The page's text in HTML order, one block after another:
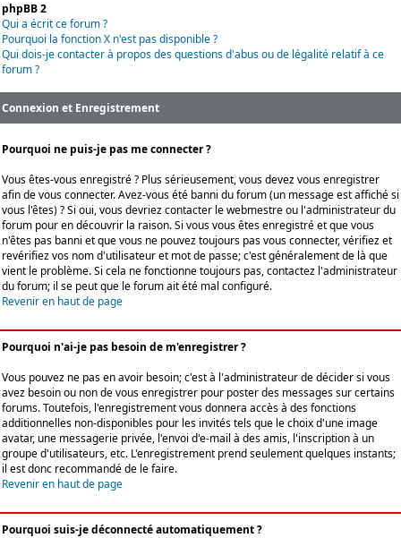
phpBB 2
Qui a écrit ce forum ?
Pourquoi la fonction X n'est pas disponible ?
Qui dois-je contacter à propos des questions d'abus ou de légalité relatif à ce
forum ?
Connexion et Enregistrement
Pourquoi ne puis-je pas me connecter ?
Vous êtes-vous enregistré ? Plus sérieusement, vous devez vous enregistrer
afin de vous connecter. Avez-vous été banni du forum (un message est affiché si
vous l'êtes) ? Si oui, vous devriez contacter le webmestre ou l'administrateur du
forum pour en découvrir la raison. Si vous vous êtes enregistré et que vous
n'êtes pas banni et que vous ne pouvez toujours pas vous connecter, vérifiez et
revérifiez vos nom d'utilisateur et mot de passe; c'est généralement de là que
vient le problème. Si cela ne fonctionne toujours pas, contactez l'administrateur
du forum; il se peut que le forum ait été mal configuré.
Revenir en haut de page
Pourquoi n'ai-je pas besoin de m'enregistrer ?
Vous pouvez ne pas en avoir besoin; c'est à l'administrateur de décider si vous
avez besoin ou non de vous enregistrer pour poster des messages sur certains
forums. Toutefois, l'enregistrement vous donnera accès à des fonctions
additionnelles non-disponibles pour les invités tels que le choix d'une image
avatar, une messagerie privée, l'envoi d'e-mail à des amis, l'inscription à un
groupe d'utilisateurs, etc. L'enregistrement prend seulement quelques instants;
il est donc recommandé de le faire.
Revenir en haut de page
Pourquoi suis-je déconnecté automatiquement ?